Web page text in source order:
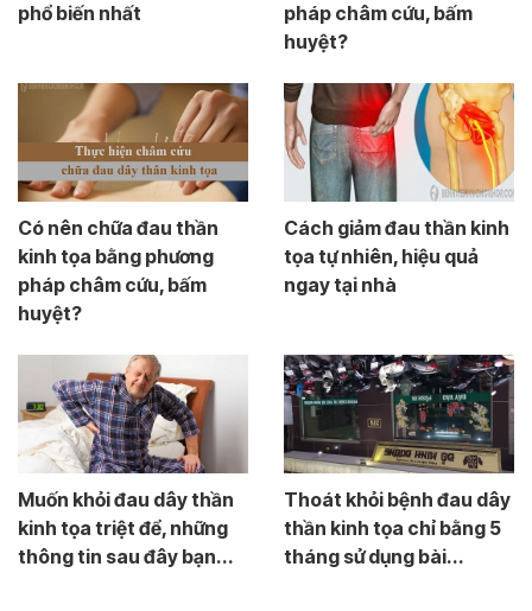
phổ biến nhất
pháp châm cứu, bấm
huyệt?
Có nên chữa đau thần
kinh tọa bằng phương
pháp châm cứu, bấm
huyệt?
Cách giảm đau thần kinh
tọa tự nhiên, hiệu quả
ngay tại nhà
Muốn khỏi đau dây thần
kinh tọa triệt để, những
thông tin sau đây bạn...
Thoát khỏi bệnh đau dây
thần kinh tọa chỉ bằng 5
tháng sử dụng bài...